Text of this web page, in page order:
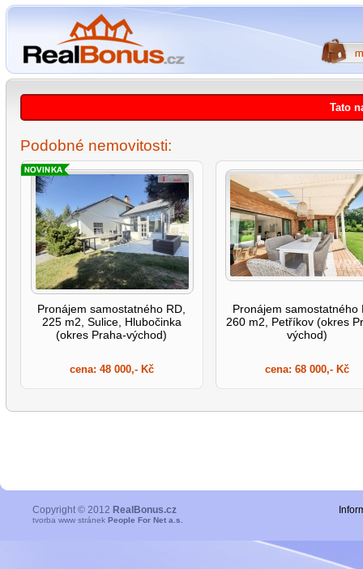
Tato
Podobné nemovitosti:
Pronájem samostatného RD,
225 m2, Sulice, Hlubočinka
(okres Praha-východ)
cena: 48 000,- Kč
Pronájem samostatného
260 m2, Petříkov (okres
východ)
cena: 68 000,- Kč
Copyright © 2012 RealBonus.cz
tvorba www stránek People For Net a.s.